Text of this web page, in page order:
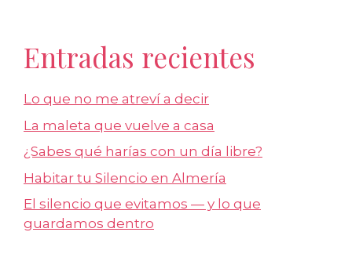
Entradas recientes
Lo que no me atreví a decir
La maleta que vuelve a casa
¿Sabes qué harías con un día libre?
Habitar tu Silencio en Almería
El silencio que evitamos — y lo que
guardamos dentro